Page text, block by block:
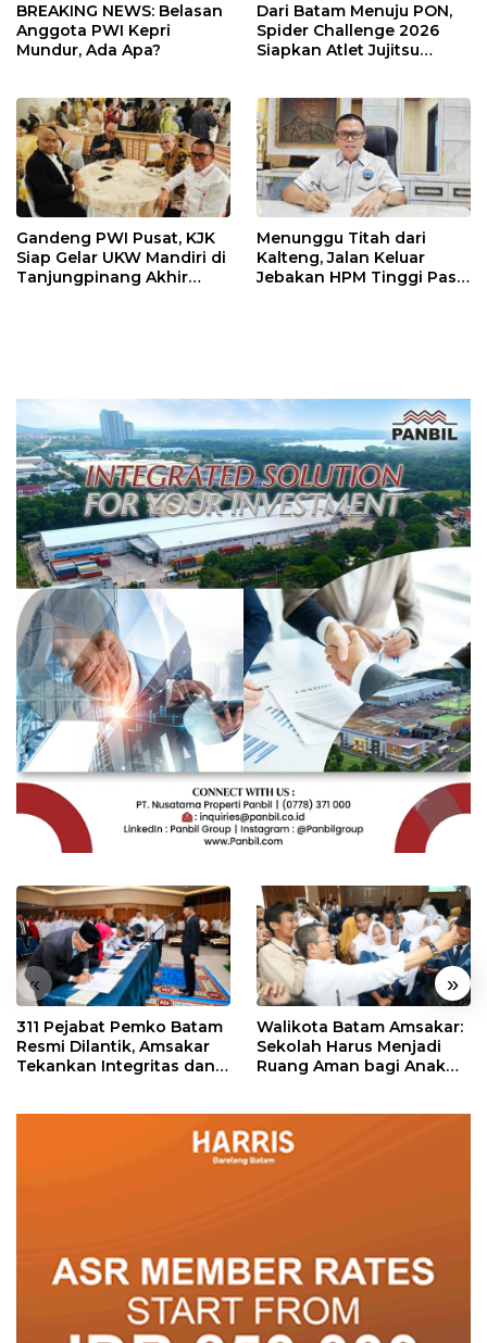
BREAKING NEWS: Belasan
Anggota PWI Kepri
Mundur, Ada Apa?
Dari Batam Menuju PON,
Spider Challenge 2026
Siapkan Atlet Jujitsu
Gandeng PWI Pusat, KJK
Siap Gelar UKW Mandiri di
Tanjungpinang Akhir
Menunggu Titah dari
Kalteng, Jalan Keluar
Jebakan HPM Tinggi Pasir
« »
311 Pejabat Pemko Batam
Resmi Dilantik, Amsakar
Tekankan Integritas dan
Walikota Batam Amsakar:
Sekolah Harus Menjadi
Ruang Aman bagi Anak